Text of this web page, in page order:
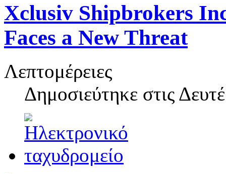
Xclusiv Shipbrokers
Faces a New Threat
Λεπτομέρειες
Δημοσιεύτηκε στις